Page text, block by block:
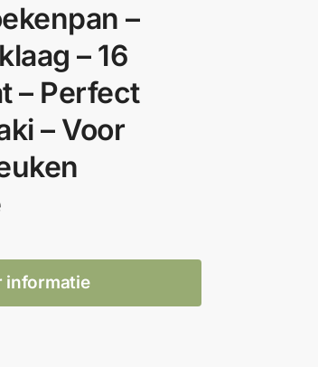
–
– 16
– Perfect
– Voor
informatie